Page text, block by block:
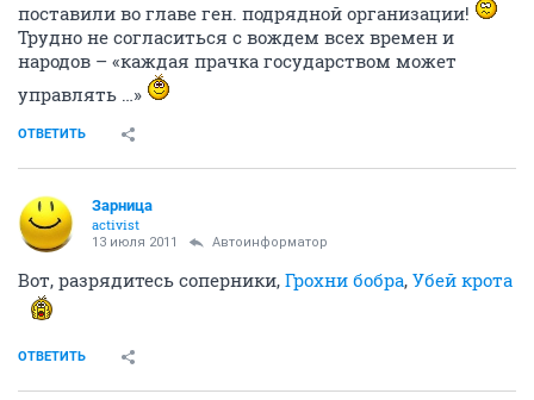
поставили во главе ген. подрядной организации!
Трудно не согласиться с вождем всех времен и
народов – «каждая прачка государством может
управлять …»
ОТВЕТИТЬ
Зарница
activist
13 июля 2011 Автоинформатор
Вот, разрядитесь соперники, Грохни бобра, Убей крота
ОТВЕТИТЬ